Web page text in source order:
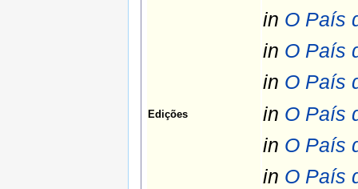
Edições
in O País
in O País
in O País
in O País
in O País
in O País